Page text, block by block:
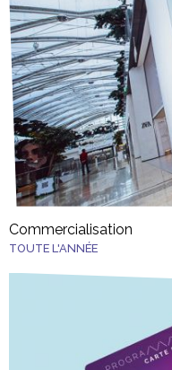
Commercialisation
TOUTE L'ANNÉE